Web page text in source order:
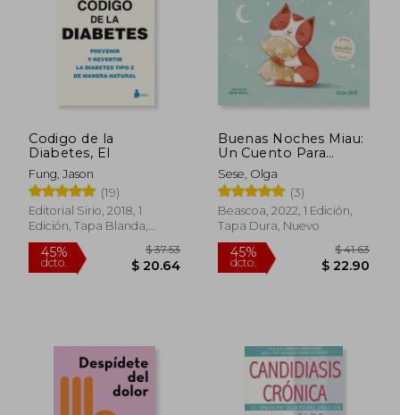
45%
dcto.
Codigo de la
Diabetes, El
Fung, Jason
(19)
Editorial Sirio, 2018, 1
Edición, Tapa Blanda,
Nuevo
Buenas Noches Miau:
Un Cuento Para
Ayudar a Dormir a
Los Más Pequeños /
Good Nig Ht, Meow
Sese, Olga
(3)
Beascoa, 2022, 1 Edición,
Tapa Dura, Nuevo